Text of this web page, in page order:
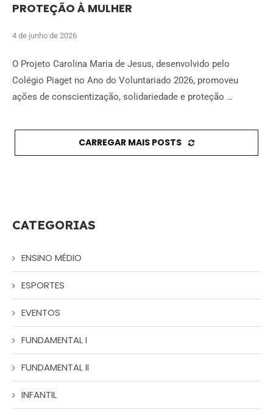
PROTEÇÃO À MULHER
4 de junho de 2026
O Projeto Carolina Maria de Jesus, desenvolvido pelo
Colégio Piaget no Ano do Voluntariado 2026, promoveu
ações de conscientização, solidariedade e proteção …
CARREGAR MAIS POSTS
CATEGORIAS
ENSINO MÉDIO
ESPORTES
EVENTOS
FUNDAMENTAL I
FUNDAMENTAL II
INFANTIL